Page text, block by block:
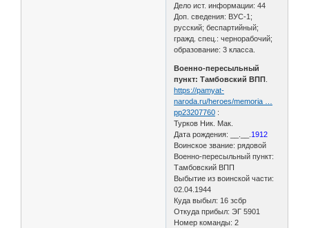
Дело ист. информации: 44
Доп. сведения: ВУС-1;
русский; беспартийный;
гражд. спец.: чернорабочий;
образование: 3 класса.
Военно-пересыльный
пункт: Тамбовский ВПП
https://pamyat-
naroda.ru/heroes/memoria …
pp23207760 :
Турков Ник. Мак.
Дата рождения: __.__. 1912
Воинское звание: рядовой
Военно-пересыльный пункт:
Тамбовский ВПП
Выбытие из воинской части:
02.04.1944
Куда выбыл: 16 зсбр
Откуда прибыл: ЭГ 5901
Номер команды: 2